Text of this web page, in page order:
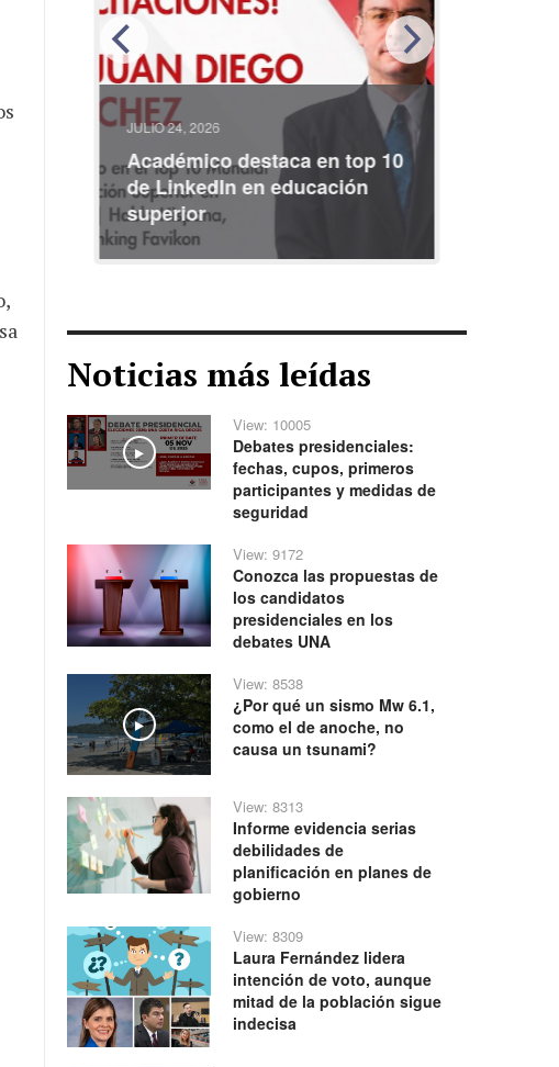
JULIO 24, 2026
Académico destaca en top 10
de LinkedIn en educación
superior
Noticias más leídas
Play
View: 10005
Debates presidenciales:
fechas, cupos, primeros
participantes y medidas de
seguridad
View: 9172
Conozca las propuestas de
los candidatos
presidenciales en los
debates UNA
Play
View: 8538
¿Por qué un sismo Mw 6.1,
como el de anoche, no
causa un tsunami?
View: 8313
Informe evidencia serias
debilidades de
planificación en planes de
gobierno
View: 8309
Laura Fernández lidera
intención de voto, aunque
mitad de la población sigue
indecisa